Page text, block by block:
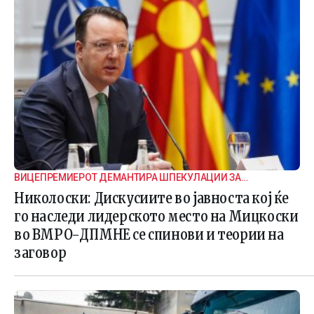
ВИЦЕПРЕМИЕРОТ ДЕМАНТИРА ШПЕКУЛАЦИИ ЗА
ВНАТРЕПАРТИСКИ ПОДЕЛБИ
Николоски: Дискусиите во јавноста кој ќе
го наследи лидерското место на Мицкоски
во ВМРО-ДПМНЕ се спинови и теории на
заговор